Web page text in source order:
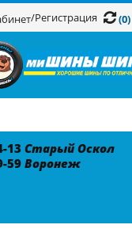
/Регистрация (0)
13 Старый Оскол
59 Воронеж